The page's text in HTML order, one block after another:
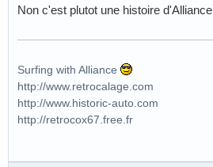
Non c'est plutot une histoire d'Alliance
Surfing with Alliance
http://www.retrocalage.com
http://www.historic-auto.com
http://retrocox67.free.fr